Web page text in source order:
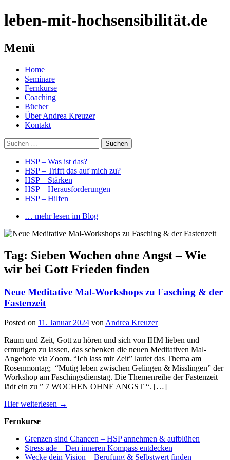
leben-mit-hochsensibilität.de
Menü
Springe
zum
Inhalt
Home
Seminare
Fernkurse
Coaching
Bücher
Über Andrea Kreuzer
Kontakt
Suchen
nach:
HSP – Was ist das?
HSP – Trifft das auf mich zu?
HSP – Stärken
HSP – Herausforderungen
HSP – Hilfen
… mehr lesen im Blog
Tag: Sieben Wochen ohne Angst – Wie
wir bei Gott Frieden finden
Neue Meditative Mal-Workshops zu Fasching & der
Fastenzeit
Posted on 11. Januar 2024 von Andrea Kreuzer
Raum und Zeit, Gott zu hören und sich von IHM lieben und
ermutigen zu lassen, das schenken die neuen Meditativen Mal-
Angebote via Zoom. “Ich lass mir Zeit” lautet das Thema am
Rosenmontag; “Mutig leben zwischen Gelingen & Misslingen” der
Workshop am Faschingsdienstag. Die Themenreihe der Fastenzeit
lädt ein zu ” 7 WOCHEN OHNE ANGST “. […]
Hier weiterlesen →
Fernkurse
Grenzen sind Chancen – HSP annehmen & aufblühen
Stress ade – Den inneren Kompass entdecken
Wecke dein Vision – Berufung & Selbstwert finden